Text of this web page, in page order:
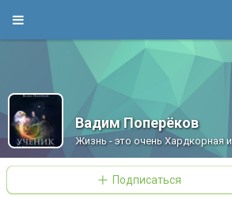
Вадим Поперёков
Жизнь - это очень Хардкорная
Подписаться